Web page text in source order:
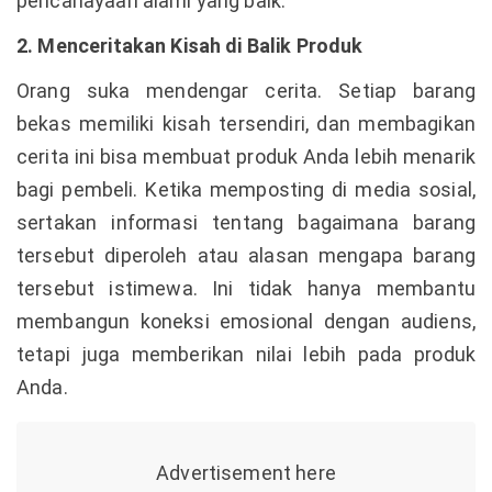
2. Menceritakan Kisah di Balik Produk
Orang suka mendengar cerita. Setiap barang
bekas memiliki kisah tersendiri, dan membagikan
cerita ini bisa membuat produk Anda lebih menarik
bagi pembeli. Ketika memposting di media sosial,
sertakan informasi tentang bagaimana barang
tersebut diperoleh atau alasan mengapa barang
tersebut istimewa. Ini tidak hanya membantu
membangun koneksi emosional dengan audiens,
tetapi juga memberikan nilai lebih pada produk
Anda.